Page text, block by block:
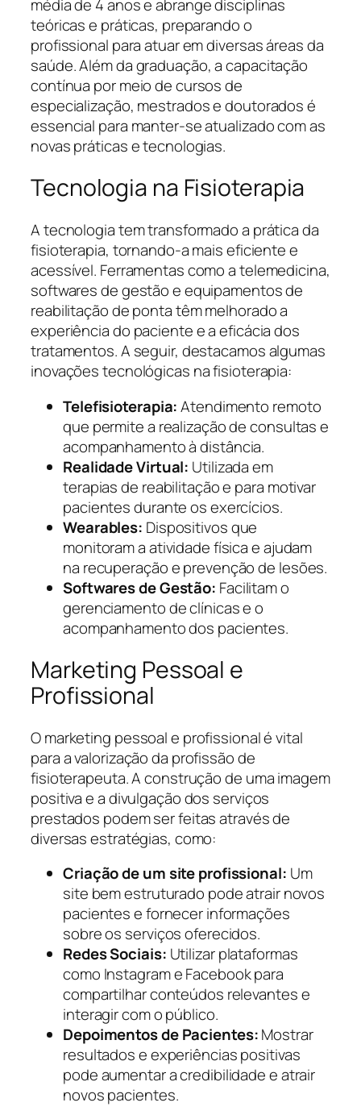
média de 4 anos e abrange disciplinas
teóricas e práticas, preparando o
profissional para atuar em diversas áreas da
saúde. Além da graduação, a capacitação
contínua por meio de cursos de
especialização, mestrados e doutorados é
essencial para manter-se atualizado com as
novas práticas e tecnologias.
Tecnologia na Fisioterapia
A tecnologia tem transformado a prática da
fisioterapia, tornando-a mais eficiente e
acessível. Ferramentas como a telemedicina,
softwares de gestão e equipamentos de
reabilitação de ponta têm melhorado a
experiência do paciente e a eficácia dos
tratamentos. A seguir, destacamos algumas
inovações tecnológicas na fisioterapia:
Telefisioterapia:Atendimento remoto
que permite a realização de consultas e
acompanhamento à distância.
Realidade Virtual: Utilizada em
terapias de reabilitação e para motivar
pacientes durante os exercícios.
Wearables: Dispositivos que
monitoram a atividade física e ajudam
na recuperação e prevenção de lesões.
Softwares de Gestão: Facilitam o
gerenciamento de clínicas e o
acompanhamento dos pacientes.
Marketing Pessoal e
Profissional
O marketing pessoal e profissional é vital
para a valorização da profissão de
fisioterapeuta. A construção de uma imagem
positiva e a divulgação dos serviços
prestados podem ser feitas através de
diversas estratégias, como:
Criação de um site profissional: Um
site bem estruturado pode atrair novos
pacientes e fornecer informações
sobre os serviços oferecidos.
Redes Sociais: Utilizar plataformas
como Instagram e Facebook para
compartilhar conteúdos relevantes e
interagir com o público.
Depoimentos de Pacientes:Mostrar
resultados e experiências positivas
pode aumentar a credibilidade e atrair
novos pacientes.